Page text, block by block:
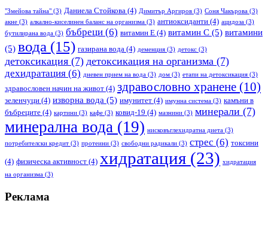
"Змейова тайна" (3) Даниела Стойкова (4) Димитър Аргиров (3) Соня Чакърова (3)
акне (3) алкално-киселинен баланс на организма (3) антиоксиданти (4) ацидоза (3)
бутилирана вода (3) бъбреци (6) витамин Е (4) витамин С (5) витамини
(5) вода (15) газирана вода (4) деменция (3) детокс (3)
детоксикация (7) детоксикация на организма (7)
дехидратация (6) дневен прием на вода (3) дом (3) етапи на детоксикация (3)
здравословен начин на живот (4) здравословно хранене (10)
зеленчуци (4) изворна вода (5) имунитет (4) имунна система (3) камъни в
бъбреците (4) картини (3) кафе (3) ковид-19 (4) мазнини (3) минерали (7)
минерална вода (19) нисковъглехидратна диета (3)
потребителски кредит (3) протеини (3) свободни радикали (3) стрес (6) токсини
(4) физическа активност (4) хидратация (23) хидратация
на организма (3)
Реклама